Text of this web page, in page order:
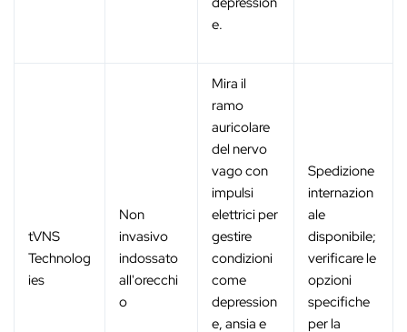
e.
tVNS
Technolog
ies
Non
invasivo
indossato
all'orecchi
o
Mira il
ramo
auricolare
del nervo
vago con
impulsi
elettrici per
gestire
condizioni
come
depression
e, ansia e
Spedizione
internazion
ale
disponibile;
verificare le
opzioni
specifiche
per la